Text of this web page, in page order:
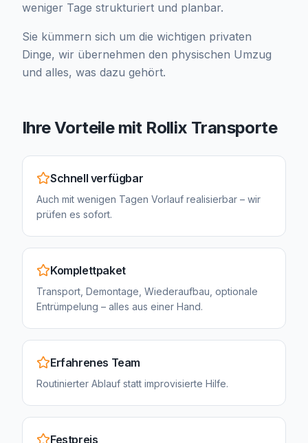
weniger Tage strukturiert und planbar.
Sie kümmern sich um die wichtigen privaten
Dinge, wir übernehmen den physischen Umzug
und alles, was dazu gehört.
Ihre Vorteile mit Rollix Transporte
Schnell verfügbar
Auch mit wenigen Tagen Vorlauf realisierbar – wir
prüfen es sofort.
Komplettpaket
Transport, Demontage, Wiederaufbau, optionale
Entrümpelung – alles aus einer Hand.
Erfahrenes Team
Routinierter Ablauf statt improvisierte Hilfe.
Festpreis